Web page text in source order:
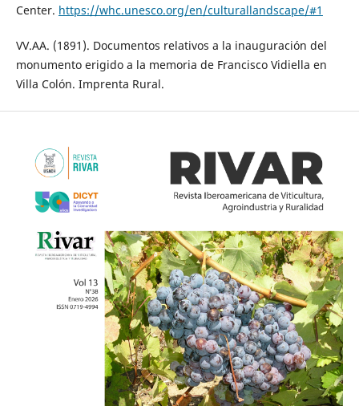
Center. https://whc.unesco.org/en/culturallandscape/#1
VV.AA. (1891). Documentos relativos a la inauguración del
monumento erigido a la memoria de Francisco Vidiella en
Villa Colón. Imprenta Rural.